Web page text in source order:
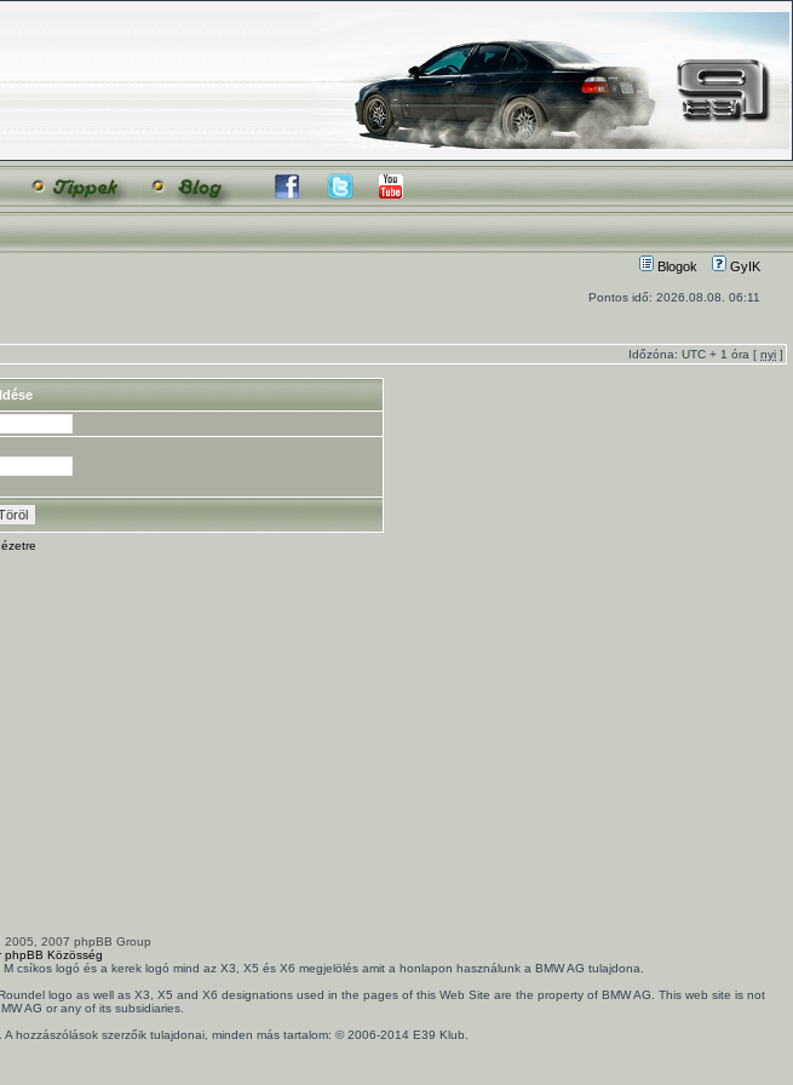
Blogok GyIK
Pontos idő: 2026.08.08. 06:11
Időzóna: UTC + 1 óra [ nyi ]
2007 phpBB Group
phpBB Közösség
csíkos logó és a kerek logó mind az X3, X5 és X6 megjelölés amit a honlapon használunk a BMW AG tulajdona.
logo as well as X3, X5 and X6 designations used in the pages of this Web Site are the property of BMW AG. This web site is not
AG or any of its subsidiaries.
hozzászólások szerzőik tulajdonai, minden más tartalom: © 2006-2014 E39 Klub.